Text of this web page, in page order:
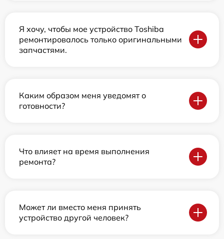
Я хочу, чтобы мое устройство Toshiba
ремонтировалось только оригинальными
запчастями.
Каким образом меня уведомят о
готовности?
Что влияет на время выполнения
ремонта?
Может ли вместо меня принять
устройство другой человек?